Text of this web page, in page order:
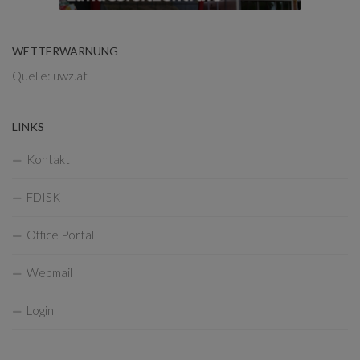
WETTERWARNUNG
Quelle: uwz.at
LINKS
Kontakt
FDISK
Office Portal
Webmail
Login